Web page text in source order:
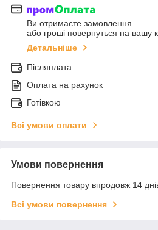
Ви отримаєте замовлення
або гроші повернуться на вашу
Детальніше
Післяплата
Оплата на рахунок
Готівкою
Всі умови оплати
Умови повернення
Повернення товару впродовж 14
Всі умови повернення